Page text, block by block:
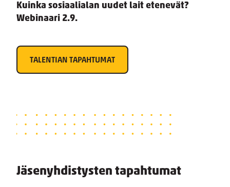
Kuinka sosiaalialan uudet lait etenevät?
Webinaari 2.9.
TALENTIAN TAPAHTUMAT
Jäsenyhdistysten tapahtumat